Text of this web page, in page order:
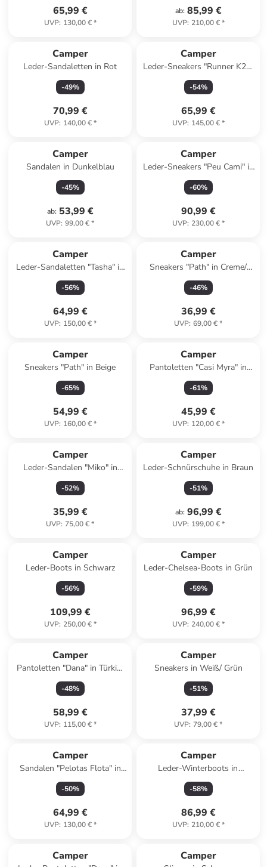
65,99 €
UVP: 130,00 €*
ab: 85,99 €
UVP: 210,00 €*
Camper
Leder-Sandaletten in Rot
-49%
70,99 €
UVP: 140,00 €*
Camper
Leder-Sneakers "Runner K21"
in Hellbraun
-54%
65,99 €
UVP: 145,00 €*
Camper
Sandalen in Dunkelblau
-45%
ab: 53,99 €
UVP: 99,00 €*
Camper
Leder-Sneakers "Peu Cami" in
Weiß
-60%
90,99 €
UVP: 230,00 €*
Camper
Leder-Sandaletten "Tasha" in
Schwarz
-56%
64,99 €
UVP: 150,00 €*
Camper
Sneakers "Path" in Creme/
Khaki
-46%
36,99 €
UVP: 69,00 €*
Camper
Sneakers "Path" in Beige
-65%
54,99 €
UVP: 160,00 €*
Camper
Pantoletten "Casi Myra" in
Grün/ Hellblau
-61%
45,99 €
UVP: 120,00 €*
Camper
Leder-Sandalen "Miko" in
Creme
-52%
35,99 €
UVP: 75,00 €*
Camper
Leder-Schnürschuhe in Braun
-51%
ab: 96,99 €
UVP: 199,00 €*
Camper
Leder-Boots in Schwarz
-56%
109,99 €
UVP: 250,00 €*
Camper
Leder-Chelsea-Boots in Grün
-59%
96,99 €
UVP: 240,00 €*
Camper
Pantoletten "Dana" in Türkis/
Schwarz
-48%
58,99 €
UVP: 115,00 €*
Camper
Sneakers in Weiß/ Grün
-51%
37,99 €
UVP: 79,00 €*
Camper
Sandalen "Pelotas Flota" in
Schwarz
-50%
64,99 €
UVP: 130,00 €*
Camper
Leder-Winterboots in
Hellbraun
-58%
86,99 €
UVP: 210,00 €*
Camper Camper